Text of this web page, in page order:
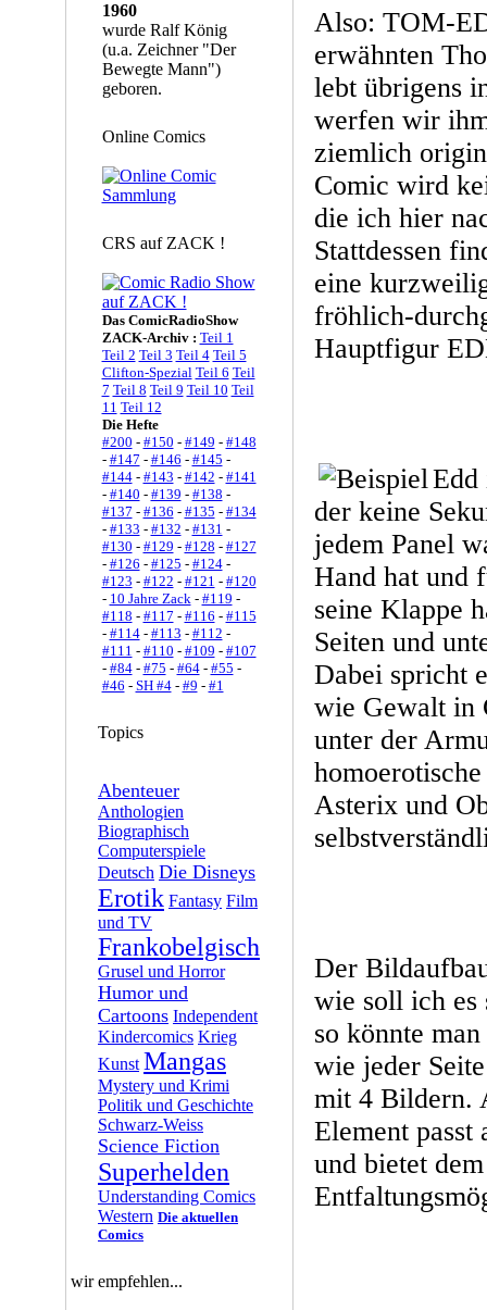
1960
wurde Ralf König
(u.a. Zeichner "Der
Bewegte Mann")
geboren.
Online Comics
CRS auf ZACK !
Das ComicRadioShow
ZACK-Archiv : Teil 1
Teil 2 Teil 3 Teil 4 Teil 5
Clifton-Spezial Teil 6 Teil
7 Teil 8 Teil 9 Teil 10 Teil
11 Teil 12
Die Hefte
#200 - #150 - #149 - #148
- #147 - #146 - #145 -
#144- #143 - #142 - #141
- #140 - #139 - #138 -
#137 - #136 - #135 - #134
- #133 - #132 - #131 -
#130 - #129 - #128 - #127
- #126 - #125 - #124-
#123 - #122 - #121 - #120
- 10 Jahre Zack- #119 -
#118 - #117 - #116 - #115
- #114- #113 - #112 -
#111 - #110 - #109 - #107
- #84- #75 - #64- #55 -
#46 - SH #4- #9 - #1
Topics
Abenteuer
Anthologien
Biographisch
Computerspiele
Deutsch Die Disneys
Erotik Fantasy Film
und TV
Frankobelgisch
Grusel und Horror
Humor und
Cartoons Independent
Kindercomics Krieg
Kunst Mangas
Mystery und Krimi
Politik und Geschichte
Schwarz-Weiss
Science Fiction
Superhelden
Understanding Comics
Western Die aktuellen
Comics
wir empfehlen...
Also: TOM-
erwähnten
lebt übrigens
werfen wir
ziemlich
Comic wird
die ich hier
Stattdessen
eine
fröhlich-
Hauptfigur
Edd
der keine
jedem Panel
Hand hat und
seine Klappe
Seiten und
Dabei spricht
wie Gewalt in
unter der
Asterix und
Der
wie soll ich es
so könnte
wie jeder
mit 4 Bildern.
Element passt
und bietet